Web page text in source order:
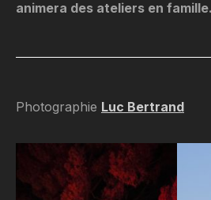
animera des ateliers en famille.
Photographie Luc Bertrand